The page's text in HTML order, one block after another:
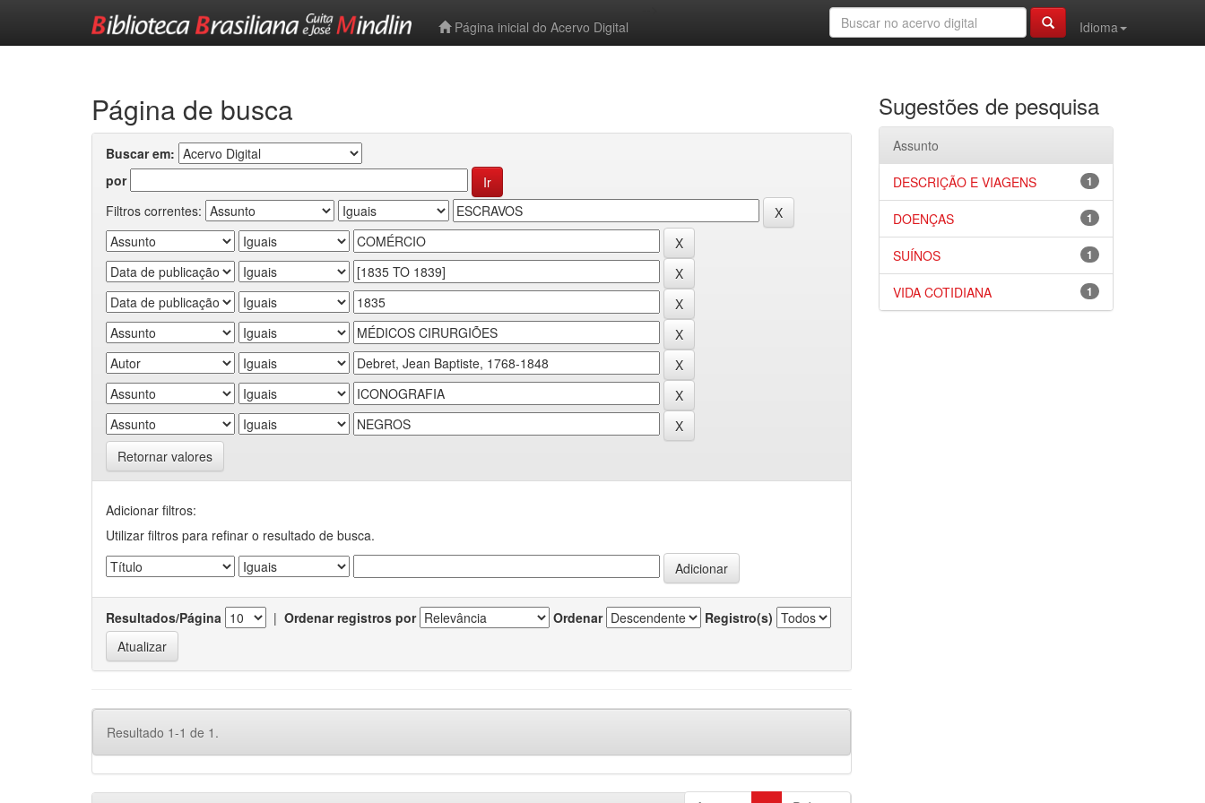
Página inicial do Acervo Digital
Idioma
Página de busca
Buscar em:
por
Filtros correntes:
Retornar valores
Adicionar filtros:
Utilizar filtros para refinar o resultado de busca.
Resultados/Página | Ordenar registros por Ordenar Registro(s)
Resultado 1-1 de 1.
Sugestões de pesquisa
Assunto
1
DESCRIÇÃO E VIAGENS
1
DOENÇAS
1
SUÍNOS
1
VIDA COTIDIANA